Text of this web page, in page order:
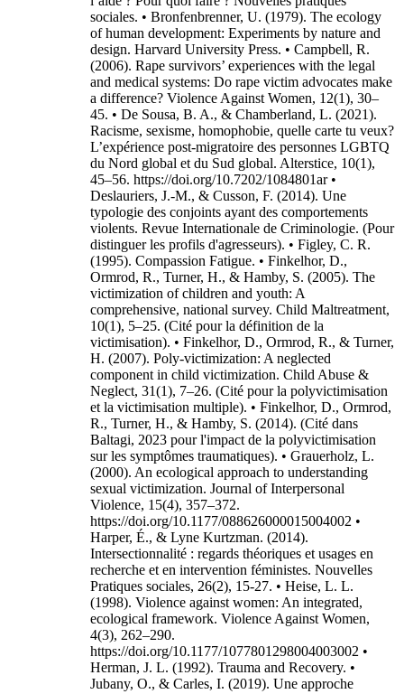
sociales. • Bronfenbrenner, U. (1979). The ecology
of human development: Experiments by nature and
design. Harvard University Press. • Campbell, R.
(2006). Rape survivors’ experiences with the legal
and medical systems: Do rape victim advocates make
a difference? Violence Against Women, 12(1), 30–
45. • De Sousa, B. A., & Chamberland, L. (2021).
Racisme, sexisme, homophobie, quelle carte tu veux?
L’expérience post-migratoire des personnes LGBTQ
du Nord global et du Sud global. Alterstice, 10(1),
45–56. https://doi.org/10.7202/1084801ar •
Deslauriers, J.-M., & Cusson, F. (2014). Une
typologie des conjoints ayant des comportements
violents. Revue Internationale de Criminologie. (Pour
distinguer les profils d'agresseurs). • Figley, C. R.
(1995). Compassion Fatigue. • Finkelhor, D.,
Ormrod, R., Turner, H., & Hamby, S. (2005). The
victimization of children and youth: A
comprehensive, national survey. Child Maltreatment,
10(1), 5–25. (Cité pour la définition de la
victimisation). • Finkelhor, D., Ormrod, R., & Turner,
H. (2007). Poly-victimization: A neglected
component in child victimization. Child Abuse &
Neglect, 31(1), 7–26. (Cité pour la polyvictimisation
et la victimisation multiple). • Finkelhor, D., Ormrod,
R., Turner, H., & Hamby, S. (2014). (Cité dans
Baltagi, 2023 pour l'impact de la polyvictimisation
sur les symptômes traumatiques). • Grauerholz, L.
(2000). An ecological approach to understanding
sexual victimization. Journal of Interpersonal
Violence, 15(4), 357–372.
https://doi.org/10.1177/088626000015004002 •
Harper, É., & Lyne Kurtzman. (2014).
Intersectionnalité : regards théoriques et usages en
recherche et en intervention féministes. Nouvelles
Pratiques sociales, 26(2), 15-27. • Heise, L. L.
(1998). Violence against women: An integrated,
ecological framework. Violence Against Women,
4(3), 262–290.
https://doi.org/10.1177/1077801298004003002 •
Herman, J. L. (1992). Trauma and Recovery. •
Jubany, O., & Carles, I. (2019). Une approche